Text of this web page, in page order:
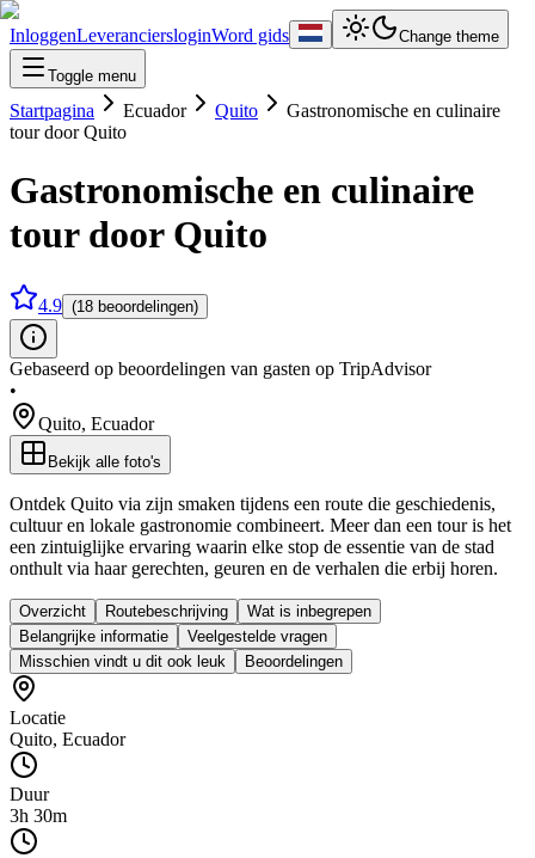
InloggenLeveranciersloginWord gids Change theme
Toggle menu
Startpagina Ecuador Quito
Gastronomische en culinaire
tour door Quito
Gastronomische en culinaire
tour door Quito
4.9 (18 beoordelingen)
Gebaseerd op beoordelingen van gasten op TripAdvisor
•
Quito, Ecuador
Bekijk alle foto's
Ontdek Quito via zijn smaken tijdens een route die geschiedenis,
cultuur en lokale gastronomie combineert. Meer dan een tour is het
een zintuiglijke ervaring waarin elke stop de essentie van de stad
onthult via haar gerechten, geuren en de verhalen die erbij horen.
Overzicht Routebeschrijving
Wat is inbegrepen
Belangrijke informatie
Veelgestelde vragen
Misschien vindt u dit ook leuk
Beoordelingen
Locatie
Quito, Ecuador
Duur
3h 30m